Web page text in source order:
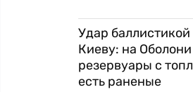
Удар баллистикой
Киеву: на
резервуары с
есть раненые